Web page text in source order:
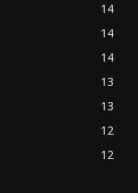
14
14
14
13
13
12
12